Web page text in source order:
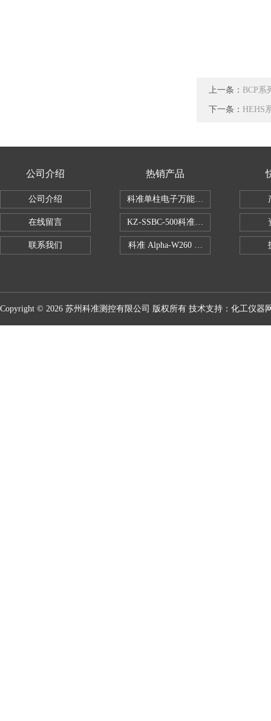
上一条： BCP系
下一条： HEHS
公司介绍
公司介绍
在线留言
联系我们
热销产品
科准单柱电子万能拉力机KZ-SSBC-500
KZ-SSBC-500科准单柱电子万能试验
科准 Alpha-W260 半导体全自动推拉
Copyright © 2026 苏州科准测控有限公司 版权所有 技术支持： 化工仪器